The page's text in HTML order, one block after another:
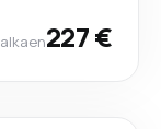
alkaen227 €